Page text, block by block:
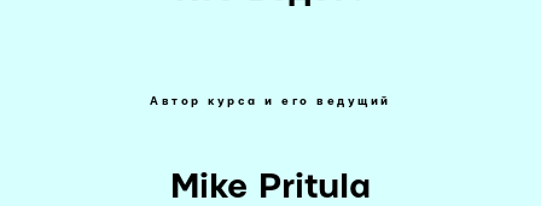
Автор курса и его ведущий
Mike Pritula